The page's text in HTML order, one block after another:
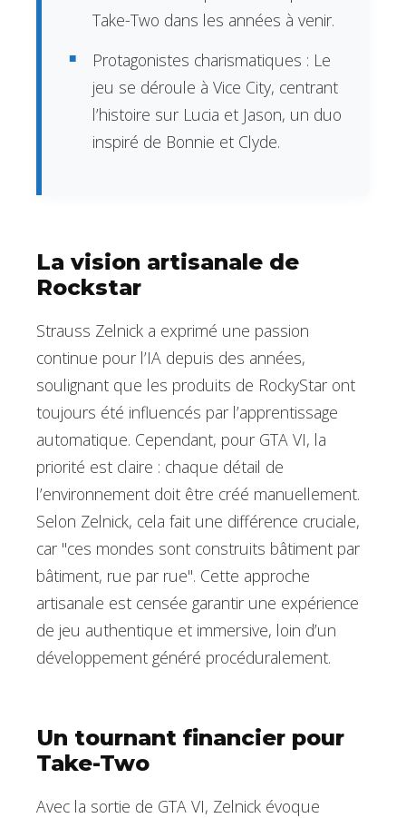
Take-Two dans les années à venir.
Protagonistes charismatiques : Le
jeu se déroule à Vice City, centrant
l’histoire sur Lucia et Jason, un duo
inspiré de Bonnie et Clyde.
La vision artisanale de
Rockstar
Strauss Zelnick a exprimé une passion
continue pour l’IA depuis des années,
soulignant que les produits de RockyStar ont
toujours été influencés par l’apprentissage
automatique. Cependant, pour GTA VI, la
priorité est claire : chaque détail de
l’environnement doit être créé manuellement.
Selon Zelnick, cela fait une différence cruciale,
car "ces mondes sont construits bâtiment par
bâtiment, rue par rue". Cette approche
artisanale est censée garantir une expérience
de jeu authentique et immersive, loin d’un
développement généré procéduralement.
Un tournant financier pour
Take-Two
Avec la sortie de GTA VI, Zelnick évoque